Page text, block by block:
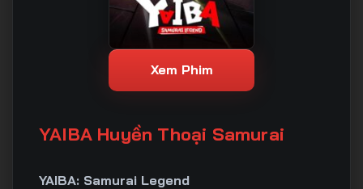
Xem Phim
YAIBA Huyền Thoại Samurai
YAIBA: Samurai Legend